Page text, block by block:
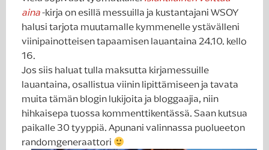
aina-kirja on esillä messuilla ja kustantajani WSOY
halusi tarjota muutamalle kymmenelle ystävälleni
viinipainotteisen tapaamisen lauantaina 24.10. kello
16.
Jos siis haluat tulla maksutta kirjamessuille
lauantaina, osallistua viinin lipittämiseen ja tavata
muita tämän blogin lukijoita ja bloggaajia, niin
hihkaisepa tuossa kommenttikentässä. Saan kutsua
paikalle 30 tyyppiä. Apunani valinnassa puolueeton
randomgeneraattori